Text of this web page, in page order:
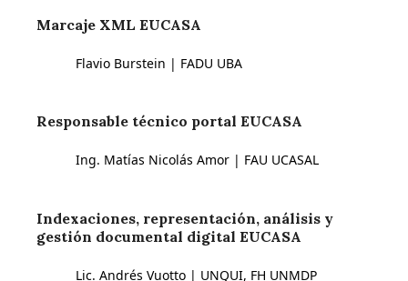
Marcaje XML EUCASA
Flavio Burstein | FADU UBA
Responsable técnico portal EUCASA
Ing. Matías Nicolás Amor | FAU UCASAL
Indexaciones, representación, análisis y
gestión documental digital EUCASA
Lic. Andrés Vuotto | UNQUI, FH UNMDP